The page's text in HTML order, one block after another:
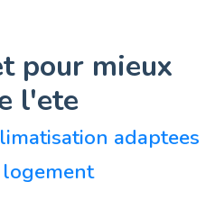
pour mieux
l'ete
adaptees